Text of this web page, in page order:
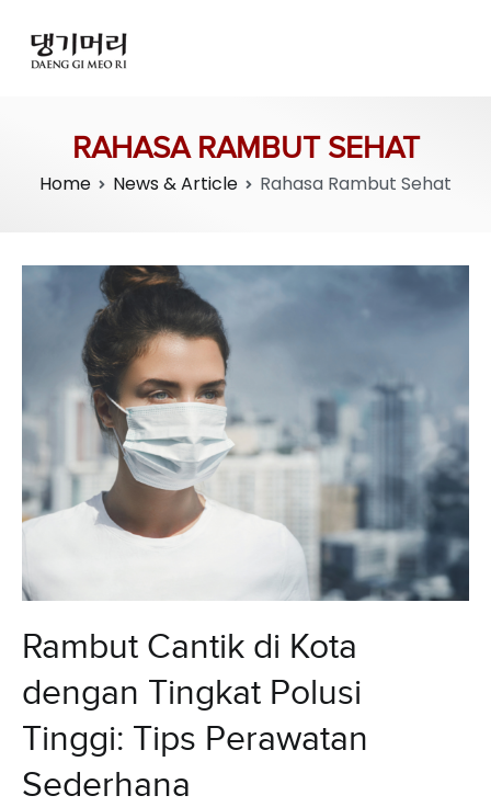
RAHASA RAMBUT SEHAT
Home News & Article Rahasa Rambut Sehat
Rambut Cantik di Kota
dengan Tingkat Polusi
Tinggi: Tips Perawatan
Sederhana